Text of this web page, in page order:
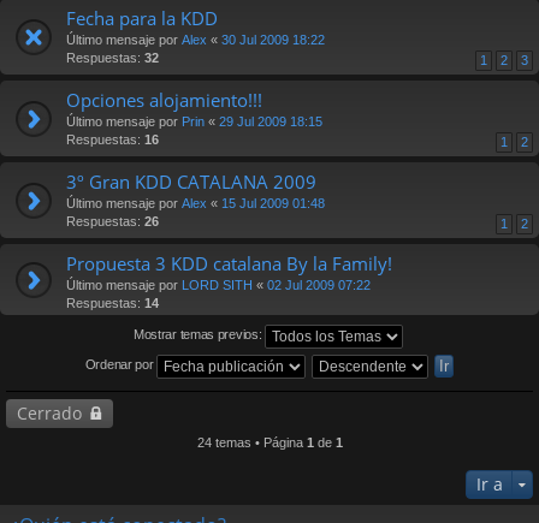
Fecha para la KDD
Último mensaje por Alex « 30 Jul 2009 18:22
Respuestas: 32 1 2 3
Opciones alojamiento!!!
Último mensaje por Prin « 29 Jul 2009 18:15
Respuestas: 16 1 2
3º Gran KDD CATALANA 2009
Último mensaje por Alex « 15 Jul 2009 01:48
Respuestas: 26 1 2
Propuesta 3 KDD catalana By la Family!
Último mensaje por LORD SITH « 02 Jul 2009 07:22
Respuestas: 14
Mostrar temas previos:
Ordenar por
Cerrado
24 temas • Página 1 de 1
Ir a